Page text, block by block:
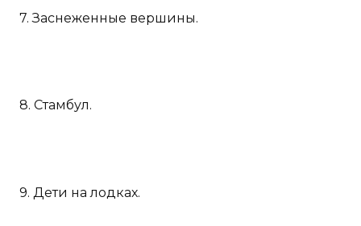
7. Заснеженные вершины.
8. Стамбул.
9. Дети на лодках.